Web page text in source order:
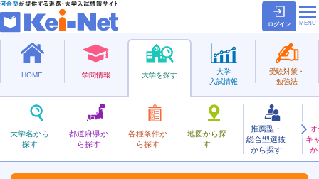
ログイン
HOME 学問情報 大学を探す
大学名から
探す
都道府県か
ら探す
各種条件か
ら探す
地図から探
す
推薦型・
総合型選抜
から探す
キ
か
大学
入試情報
受験対策・
勉強法
国立
とっとり
鳥取大学 お気に入り